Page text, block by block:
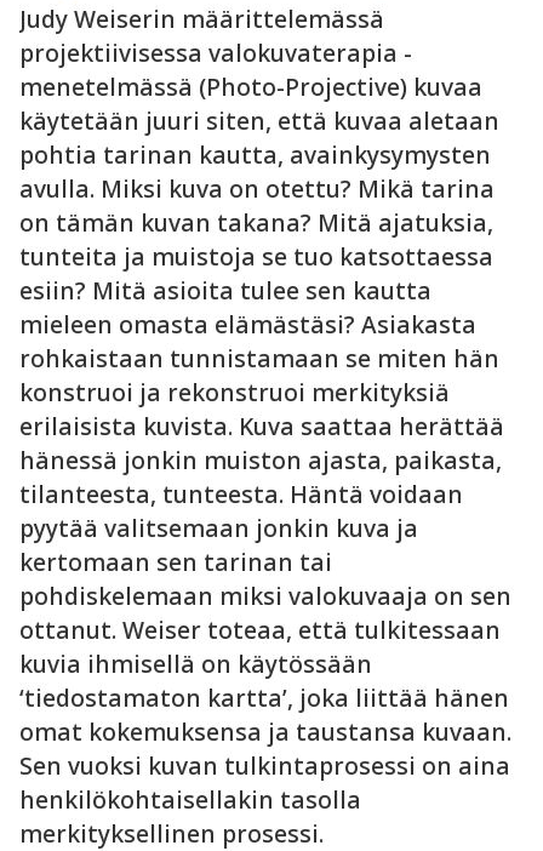
Judy Weiserin määrittelemässä
projektiivisessa valokuvaterapia -
menetelmässä (Photo-Projective) kuvaa
käytetään juuri siten, että kuvaa aletaan
pohtia tarinan kautta, avainkysymysten
avulla. Miksi kuva on otettu? Mikä tarina
on tämän kuvan takana? Mitä ajatuksia,
tunteita ja muistoja se tuo katsottaessa
esiin? Mitä asioita tulee sen kautta
mieleen omasta elämästäsi? Asiakasta
rohkaistaan tunnistamaan se miten hän
konstruoi ja rekonstruoi merkityksiä
erilaisista kuvista. Kuva saattaa herättää
hänessä jonkin muiston ajasta, paikasta,
tilanteesta, tunteesta. Häntä voidaan
pyytää valitsemaan jonkin kuva ja
kertomaan sen tarinan tai
pohdiskelemaan miksi valokuvaaja on sen
ottanut. Weiser toteaa, että tulkitessaan
kuvia ihmisellä on käytössään
‘tiedostamaton kartta’, joka liittää hänen
omat kokemuksensa ja taustansa kuvaan.
Sen vuoksi kuvan tulkintaprosessi on aina
henkilökohtaisellakin tasolla
merkityksellinen prosessi.